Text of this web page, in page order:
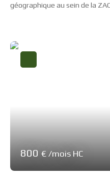
géographique au sein de la
Dépôt Matériaux et l'enseigne
d'attraction immédiate. Le
800 € /mois HC